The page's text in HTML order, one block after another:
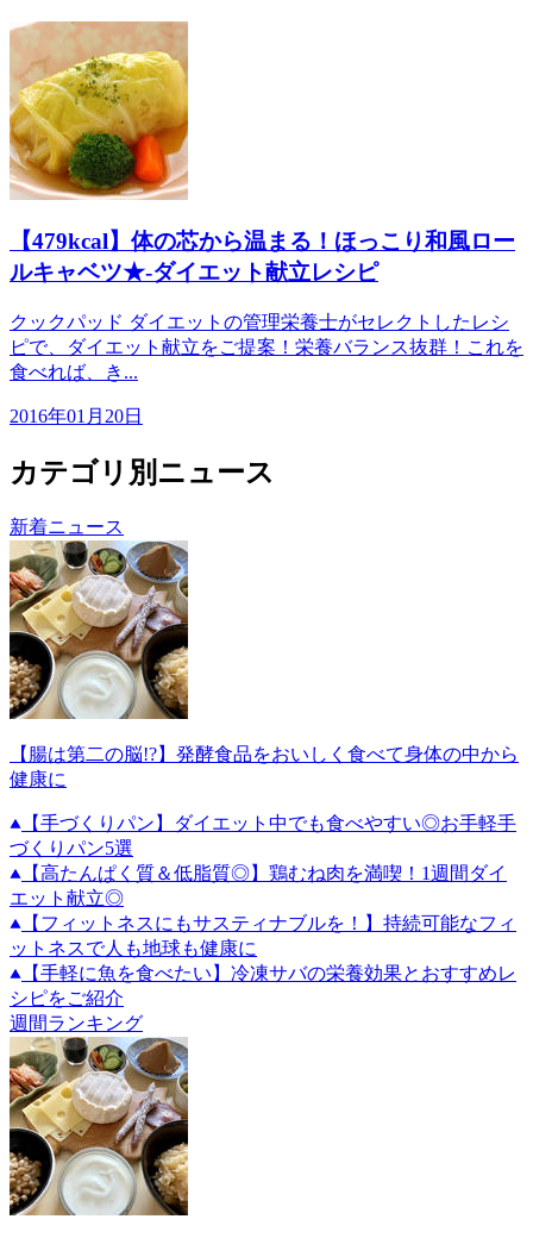
【479kcal】体の芯から温まる！ほっこり和風ロー
ルキャベツ★-ダイエット献立レシピ
クックパッド ダイエットの管理栄養士がセレクトしたレシ
ピで、ダイエット献立をご提案！栄養バランス抜群！これを
食べれば、き...
2016年01月20日
カテゴリ別ニュース
新着ニュース
【腸は第二の脳!?】発酵食品をおいしく食べて身体の中から
健康に
【手づくりパン】ダイエット中でも食べやすい◎お手軽手
づくりパン5選
【高たんぱく質＆低脂質◎】鶏むね肉を満喫！1週間ダイ
エット献立◎
【フィットネスにもサスティナブルを！】持続可能なフィ
ットネスで人も地球も健康に
【手軽に魚を食べたい】冷凍サバの栄養効果とおすすめレ
シピをご紹介
週間ランキング